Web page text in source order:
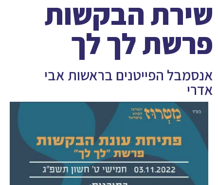
שירת הבקשות
פרשת לך לך
אנסמבל הפייטנים בראשות אבי
אדרי